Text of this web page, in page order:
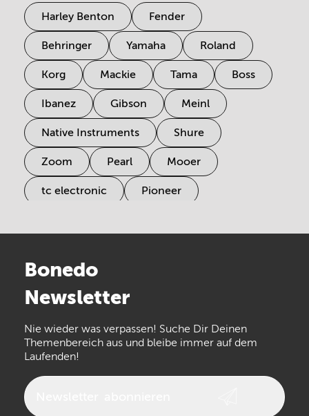
Harley Benton Fender
Behringer Yamaha Roland
Korg Mackie Tama Boss
Ibanez Gibson Meinl
Native Instruments Shure
Zoom Pearl Mooer
tc electronic Pioneer
Arturia
the t.bone
Walrus Audio Epiphone
Bonedo
Newsletter
Nie wieder was verpassen! Suche Dir Deinen
Themenbereich aus und bleibe immer auf dem
Laufenden!